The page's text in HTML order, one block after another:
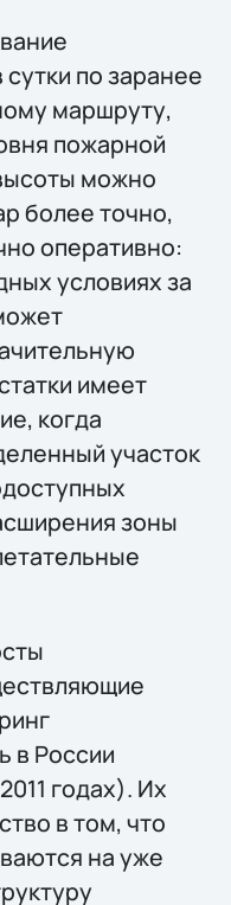
по заранее
маршруту,
пожарной
можно
более точно,
оперативно:
условиях за
имеет
когда
участок
зоны
в России
годах). Их
в том, что
на уже